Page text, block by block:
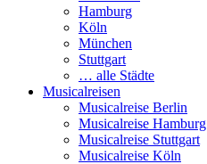
Hamburg
Köln
München
Stuttgart
… alle Städte
Musicalreisen
Musicalreise Berlin
Musicalreise Hamburg
Musicalreise Stuttgart
Musicalreise Köln